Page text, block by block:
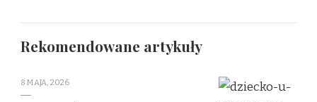
Rekomendowane artykuły
8 MAJA, 2026